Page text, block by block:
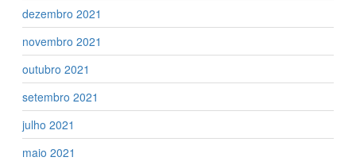
dezembro 2021
novembro 2021
outubro 2021
setembro 2021
julho 2021
maio 2021